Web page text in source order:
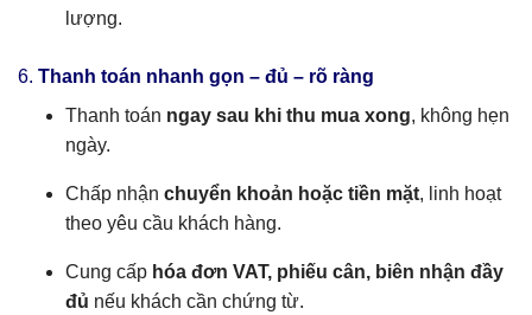
lượng.
6. Thanh toán nhanh gọn – đủ – rõ ràng
Thanh toán ngay sau khi thu mua xong, không hẹn
ngày.
Chấp nhận chuyển khoản hoặc tiền mặt, linh hoạt
theo yêu cầu khách hàng.
Cung cấp hóa đơn VAT, phiếu cân, biên nhận đầy
đủ nếu khách cần chứng từ.